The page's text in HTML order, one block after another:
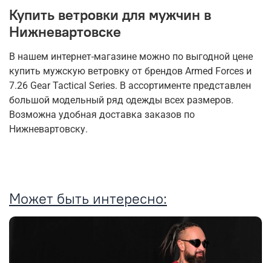
Купить ветровки для мужчин в
Нижневартовске
В нашем интернет-магазине можно по выгодной цене
купить мужскую ветровку от брендов Armed Forces и
7.26 Gear Tactical Series. В ассортименте представлен
большой модельный ряд одежды всех размеров.
Возможна удобная доставка заказов по
Нижневартовску.
Может быть интересно: